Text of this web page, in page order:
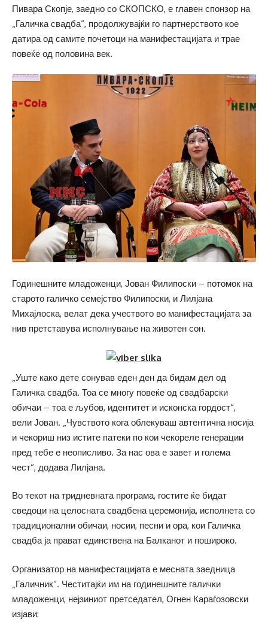
Пивара Скопје, заедно со СКОПСКО, е главен спонзор на
„Галичка свадба“, продолжувајќи го партнерството кое
датира од самите почетоци на манифестацијата и трае
повеќе од половина век.
Годинешните младоженци, Јован Филипоски – потомок на
старото галичко семејство Филипоски, и Лилјана
Михајлоска, велат дека учеството во манифестацијата за
нив претставува исполнување на животен сон.
„Уште како дете сонував еден ден да бидам дел од
Галичка свадба. Тоа се многу повеќе од свадбарски
обичаи – тоа е љубов, идентитет и исконска гордост“,
вели Јован. „Чувството кога облекуваш автентична носија
и чекориш низ истите патеки по кои чекореле генерации
пред тебе е неописливо. За нас ова е завет и голема
чест“, додава Лилјана.
Во текот на тридневната програма, гостите ќе бидат
сведоци на целосната свадбена церемонија, исполнета со
традиционални обичаи, носии, песни и ора, кои Галичка
свадба ја прават единствена на Балканот и пошироко.
Организатор на манифестацијата е месната заедница
„Галичник“. Честитајќи им на годинешните галички
младоженци, нејзиниот претседател, Огнен Караѓозовски
изјави: